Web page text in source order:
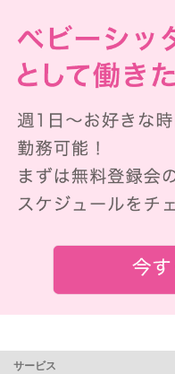
サービス